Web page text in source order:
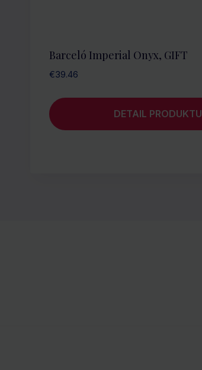
Barceló Imperial Onyx, GIFT
€39.46
DETAIL PRODUKTU